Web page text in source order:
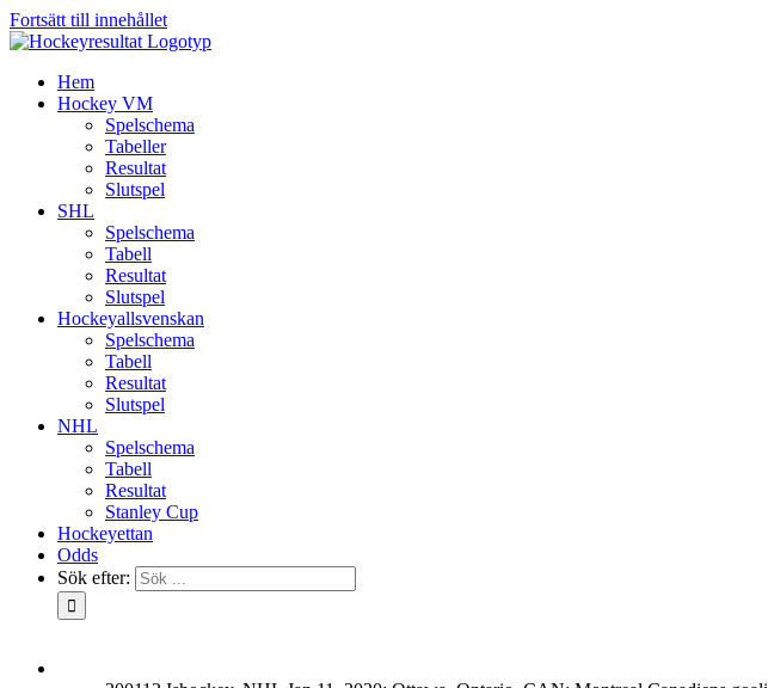
Fortsätt till innehållet
Hem
Hockey VM
Spelschema
Tabeller
Resultat
Slutspel
SHL
Spelschema
Tabell
Resultat
Slutspel
Hockeyallsvenskan
Spelschema
Tabell
Resultat
Slutspel
NHL
Spelschema
Tabell
Resultat
Stanley Cup
Hockeyettan
Odds
Sök efter: